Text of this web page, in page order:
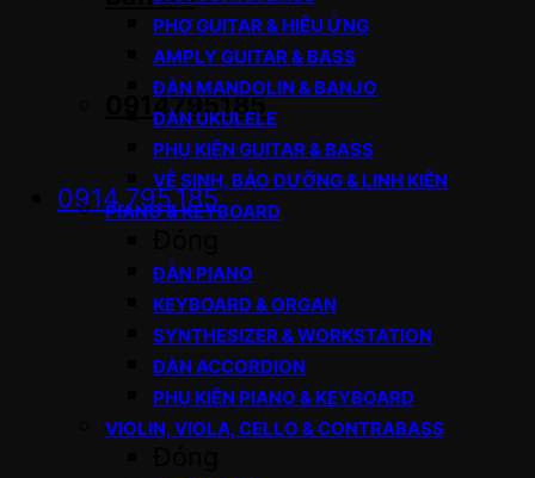
0914795185
0914.795.185
PHƠ GUITAR & HIỆU ỨNG
AMPLY GUITAR & BASS
ĐÀN MANDOLIN & BANJO
ĐÀN UKULELE
PHỤ KIỆN GUITAR & BASS
VỆ SINH, BẢO DƯỠNG & LINH KIỆN
PIANO & KEYBOARD
ĐÀN PIANO
KEYBOARD & ORGAN
SYNTHESIZER & WORKSTATION
ĐÀN ACCORDION
PHỤ KIỆN PIANO & KEYBOARD
VIOLIN, VIOLA, CELLO & CONTRABASS